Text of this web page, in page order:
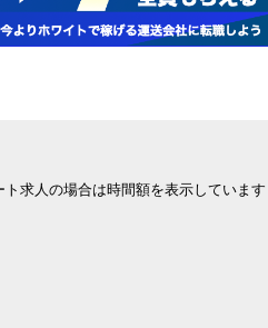
求人の場合は時間額を表示しています